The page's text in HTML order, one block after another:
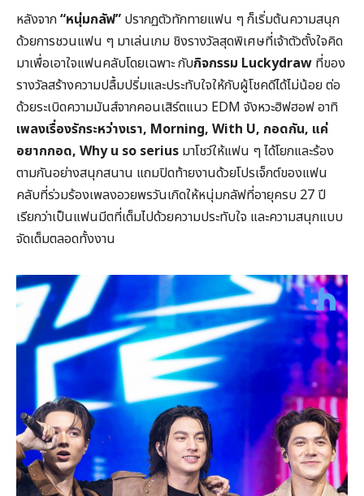
หลังจาก“หนุ่มกลัฟ” ปรากฏตัวทักทายแฟน ๆ ก็เริ่มต้นความสนุก
ด้วยการชวนแฟน ๆ มาเล่นเกม ชิงรางวัลสุดพิเศษที่เจ้าตัวตั้งใจคิด
มาเพื่อเอาใจแฟนคลับโดยเฉพาะ กับกิจกรรม Luckydraw ที่ของ
รางวัลสร้างความปลื้มปริ่มและประทับใจให้กับผู้โชคดีได้ไม่น้อย ต่อ
ด้วยระเบิดความมันส์จากคอนเสิร์ตแนว EDM จังหวะฮิฟฮอฟ อาทิ
เพลงเรื่องรักระหว่างเรา, Morning, With U, กอดกัน, แค่
อยากกอด, Why u so serius มาโชว์ให้แฟน ๆ ได้โยกและร้อง
ตามกันอย่างสนุกสนาน แถมปิดท้ายงานด้วยโปรเจ็กต์ของแฟน
คลับที่ร่วมร้องเพลงอวยพรวันเกิดให้หนุ่มกลัฟที่อายุครบ 27 ปี
เรียกว่าเป็นแฟนมีตที่เต็มไปด้วยความประทับใจ และความสนุกแบบ
จัดเต็มตลอดทั้งงาน